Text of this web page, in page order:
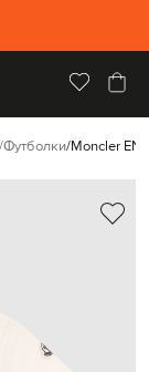
Футболки Moncler